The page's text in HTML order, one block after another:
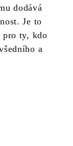
dodává
Je to
pro ty, kdo
a